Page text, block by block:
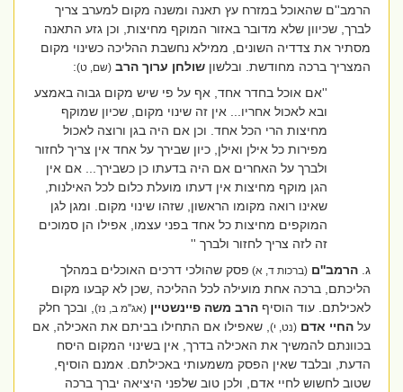
הרמב''ם שהאוכל במזרח עץ תאנה ומשנה מקום למערב צריך
לברך, שכיוון שלא מדובר באזור המוקף מחיצות, וכן גזע התאנה
מסתיר את צדדיה השונים, ממילא נחשבת ההליכה כשינוי מקום
המצריך ברכה מחודשת. ובלשוןשולחן ערוך הרב (שם, ט) :
''אם אוכל בחדר אחד, אף על פי שיש מקום גבוה באמצע
ובא לאכול אחריו... אין זה שינוי מקום, שכיון שמוקף
מחיצות הרי הכל אחד. וכן אם היה בגן ורוצה לאכול
מפירות כל אילן ואילן, כיון שבירך על אחד אין צריך לחזור
ולברך על האחרים אם היה בדעתו כן כשבירך... אם אין
הגן מוקף מחיצות אין דעתו מועלת כלום לכל האילנות,
שאינו רואה מקומו הראשון, שזהו שינוי מקום. ומגן לגן
המוקפים מחיצות כל אחד בפני עצמו, אפילו הן סמוכים
זה לזה צריך לחזור ולברך ''
הרמב''ם (ברכות ד, א) פסק שהולכי דרכים האוכלים במהלך
הליכתם, ברכה אחת מועילה לכל ההליכה ,שכן לא קבעו מקום
לאכילתם. עוד הוסיףהרב משה פיינשטיין (אג''מ ב, נז) , ובכך חלק
עלהחיי אדם (נט, י), שאפילו אם התחילו בביתם את האכילה, אם
בכוונתם להמשיך את האכילה בדרך, אין בשינוי המקום היסח
הדעת, ובלבד שאין הפסק משמעותי באכילתם. אמנם הוסיף,
שטוב לחשוש לחיי אדם, ולכן טוב שלפני היציאה יברך ברכה